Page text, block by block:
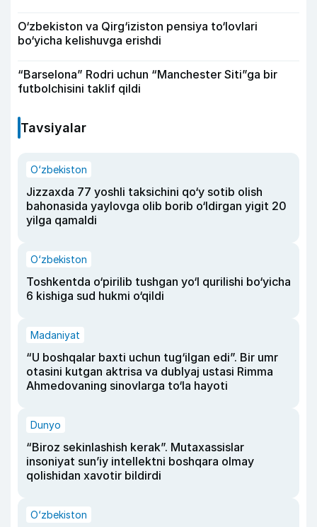
O‘zbekiston va Qirg‘iziston pensiya to‘lovlari
bo‘yicha kelishuvga erishdi
“Barselona” Rodri uchun “Manchester Siti”ga bir
futbolchisini taklif qildi
Tavsiyalar
O‘zbekiston
Jizzaxda 77 yoshli taksichini qo‘y sotib olish
bahonasida yaylovga olib borib o‘ldirgan yigit 20
yilga qamaldi
O‘zbekiston
Toshkentda o‘pirilib tushgan yo‘l qurilishi bo‘yicha
6 kishiga sud hukmi o‘qildi
Madaniyat
“U boshqalar baxti uchun tug‘ilgan edi”. Bir umr
otasini kutgan aktrisa va dublyaj ustasi Rimma
Ahmedovaning sinovlarga to‘la hayoti
Dunyo
“Biroz sekinlashish kerak”. Mutaxassislar
insoniyat sun’iy intellektni boshqara olmay
qolishidan xavotir bildirdi
O‘zbekiston